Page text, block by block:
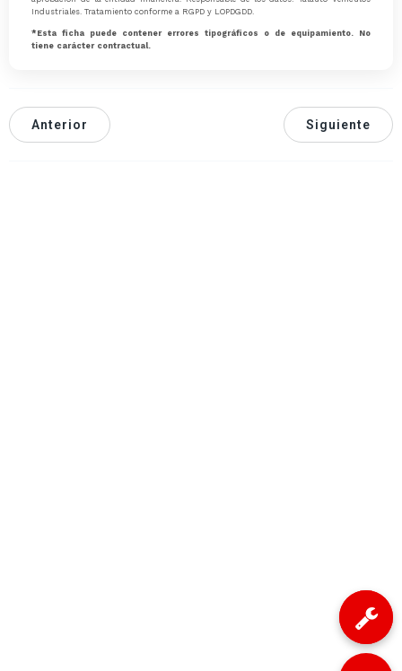
Industriales. Tratamiento conforme a RGPD y LOPDGDD.
*Esta ficha puede contener errores tipográficos o de equipamiento. No
tiene carácter contractual.
Anterior Siguiente